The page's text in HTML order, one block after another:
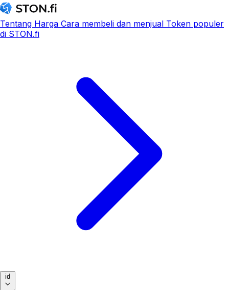
Tentang Harga Cara membeli dan menjual Token populer
di STON.fi
id